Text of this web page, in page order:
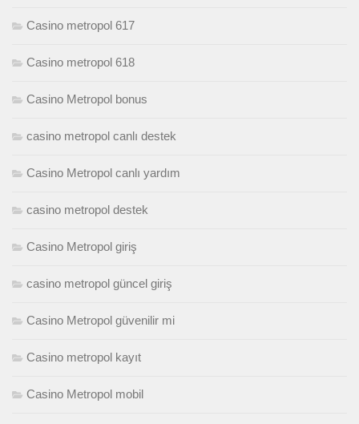
Casino metropol 617
Casino metropol 618
Casino Metropol bonus
casino metropol canlı destek
Casino Metropol canlı yardım
casino metropol destek
Casino Metropol giriş
casino metropol güncel giriş
Casino Metropol güvenilir mi
Casino metropol kayıt
Casino Metropol mobil